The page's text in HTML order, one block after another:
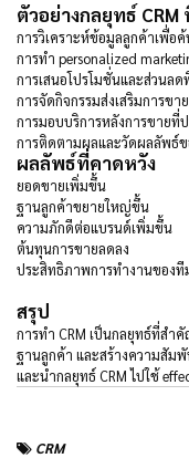
ตัวอย่างกลยุทธ์
การวิเคราะห์ข้อมูลลูกค้าเพื่อ
การทำ personalized
การเสนอโปรโมชั่นและส่วนล
การจัดกิจกรรมส่งเสริมการขาย
การมอบบริการหลังการขายที่
การติดตามผลและวัดผลลัพธ์ข
ผลลัพธ์ที่คาดหวัง
ยอดขายเพิ่มขึ้น
ฐานลูกค้าขยายใหญ่ขึ้น
ความภักดีต่อแบรนด์เพิ่มขึ้น
ต้นทุนการขายลดลง
ประสิทธิภาพการทำงานของ
สรุป
การทำ CRM เป็นกลยุทธ์ที่สำ
ฐานลูกค้า และสร้างความสัม
และนำกลยุทธ์ CRM ไปใช้
CRM